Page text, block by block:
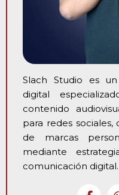
Slach Studio es
digital
contenido
para redes
de marcas
mediante
comunicación digital.